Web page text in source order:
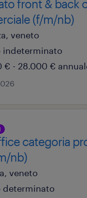
front & back
(f/m/nb)
veneto
indeterminato
€ - 28.000 €
categoria
nb)
veneto
determinato